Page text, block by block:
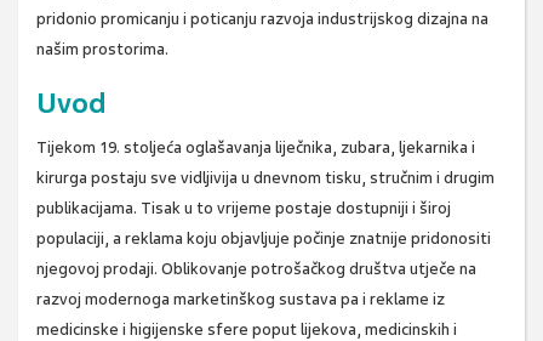
pridonio promicanju i poticanju razvoja industrijskog dizajna na
našim prostorima.
Uvod
Tijekom 19. stoljeća oglašavanja liječnika, zubara, ljekarnika i
kirurga postaju sve vidljivija u dnevnom tisku, stručnim i drugim
publikacijama. Tisak u to vrijeme postaje dostupniji i široj
populaciji, a reklama koju objavljuje počinje znatnije pridonositi
njegovoj prodaji. Oblikovanje potrošačkog društva utječe na
razvoj modernoga marketinškog sustava pa i reklame iz
medicinske i higijenske sfere poput lijekova, medicinskih i